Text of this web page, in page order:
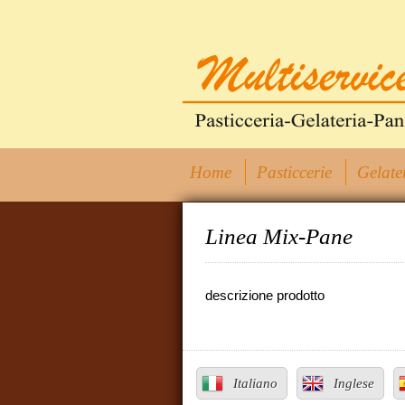
Home Pasticcerie
Linea Mix-Pane
descrizione prodotto
Italiano Inglese